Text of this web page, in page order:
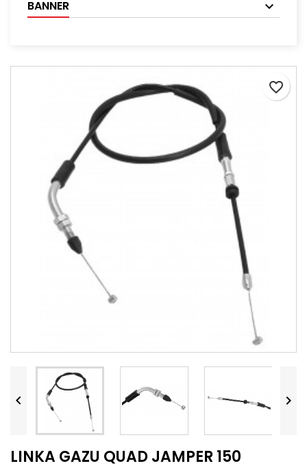
BANNER
favorite_border
 
 
LINKA GAZU QUAD JAMPER 150